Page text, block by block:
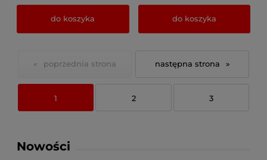
do koszyka do koszyka
«
1 2 3
»
Nowości